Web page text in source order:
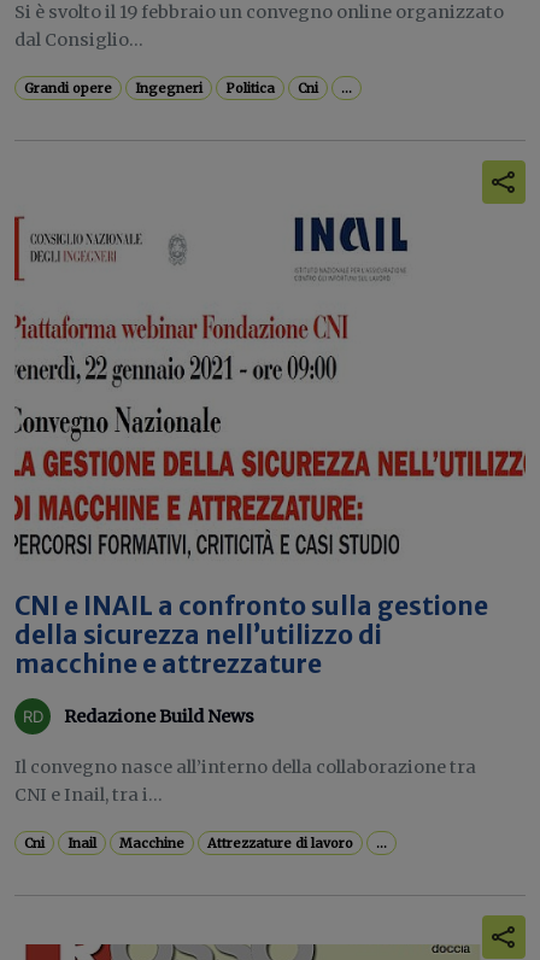
Si è svolto il 19 febbraio un convegno online organizzato
dal Consiglio...
Grandi opere Ingegneri Politica Cni ...
CNI e INAIL a confronto sulla gestione
della sicurezza nell’utilizzo di
macchine e attrezzature
Redazione Build News
Il convegno nasce all’interno della collaborazione tra
CNI e Inail, tra i...
Cni Inail Macchine Attrezzature di lavoro ...